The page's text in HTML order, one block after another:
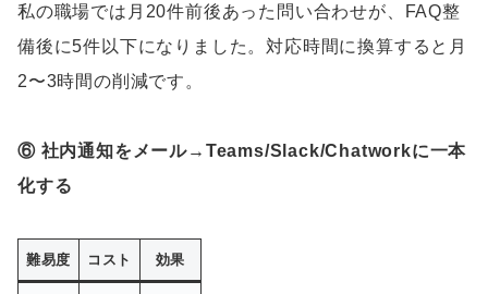
私の職場では月20件前後あった問い合わせが、FAQ整
備後に5件以下になりました。対応時間に換算すると月
2〜3時間の削減です。
⑥ 社内通知をメール→Teams/Slack/Chatworkに一本
化する
難易度 コスト 効果